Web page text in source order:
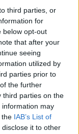
third parties, or
for
below opt-out
that after your
seeing
utilized by
parties prior to
the further
third parties on the
information may
the IAB’s List of
it to other